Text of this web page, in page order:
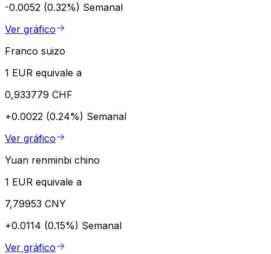
-0.0052 (0.32%) Semanal
Ver gráfico
Franco suizo
1 EUR equivale a
0,933779 CHF
+0.0022 (0.24%) Semanal
Ver gráfico
Yuan renminbi chino
1 EUR equivale a
7,79953 CNY
+0.0114 (0.15%) Semanal
Ver gráfico